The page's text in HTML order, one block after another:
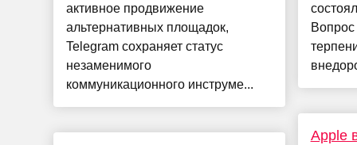
активное продвижение
альтернативных площадок,
Telegram сохраняет статус
незаменимого
коммуникационного инструме...
Вопрос
Apple